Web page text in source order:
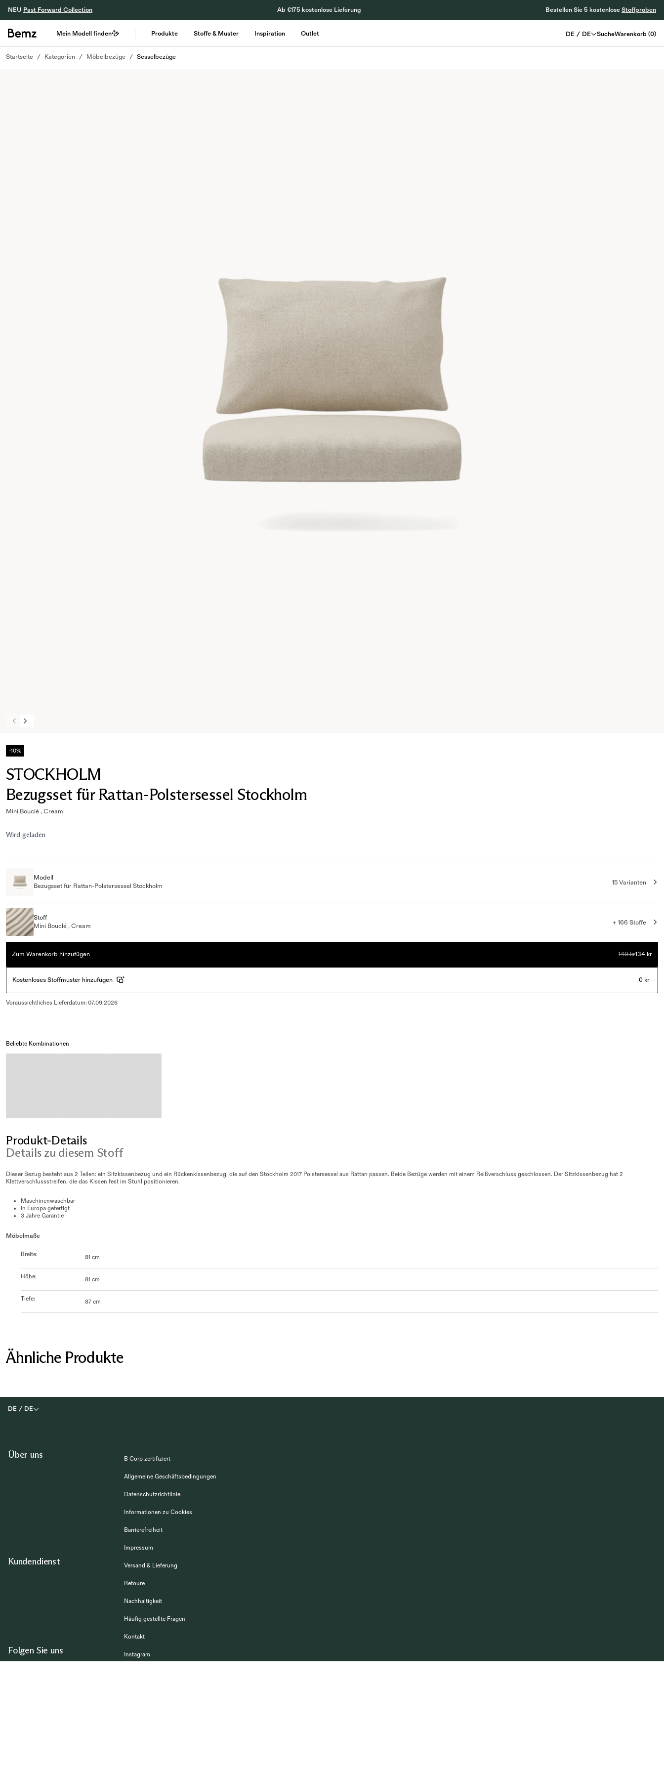
NEU Past Forward Collection Ab €175 kostenlose Lieferung Bestellen Sie 5 kostenloseStoffproben
Mein Modell finden Produkte Stoffe & Muster Inspiration Outlet DE / DE SucheWarenkorb (0)
Startseite Kategorien Möbelbezüge Sesselbezüge
-10%
STOCKHOLM
Bezugsset für Rattan-Polstersessel Stockholm
Mini Bouclé , Cream
Wird geladen
Modell
Bezugsset für Rattan-Polstersessel Stockholm
15 Varianten
Stoff
Mini Bouclé , Cream
+ 166 Stoffe
Zum Warenkorb hinzufügen 149 kr134 kr
Kostenloses Stoffmuster hinzufügen 0 kr
Voraussichtliches Lieferdatum: 07.09.2026
Beliebte Kombinationen
Produkt-Details
Details zu diesem Stoff
Dieser Bezug besteht aus 2 Teilen: ein Sitzkissenbezug und ein Rückenkissenbezug, die auf den Stockholm 2017 Polstersessel aus Rattan passen. Beide Bezüge werden mit einem Reißverschluss geschlossen. Der Sitzkissenbezug hat 2
Klettverschlussstreifen, die das Kissen fest im Stuhl positionieren.
Maschinenwaschbar
In Europa gefertigt
3 Jahre Garantie
Möbelmaße
Breite: 81 cm
Höhe: 81 cm
Tiefe: 87 cm
Ähnliche Produkte
DE / DE
Über uns B Corp zertifiziert
Allgemeine Geschäftsbedingungen
Datenschutzrichtlinie
Informationen zu Cookies
Barrierefreiheit
Impressum
Kundendienst Versand & Lieferung
Retoure
Nachhaltigkeit
Häufig gestellte Fragen
Kontakt
Folgen Sie uns Instagram